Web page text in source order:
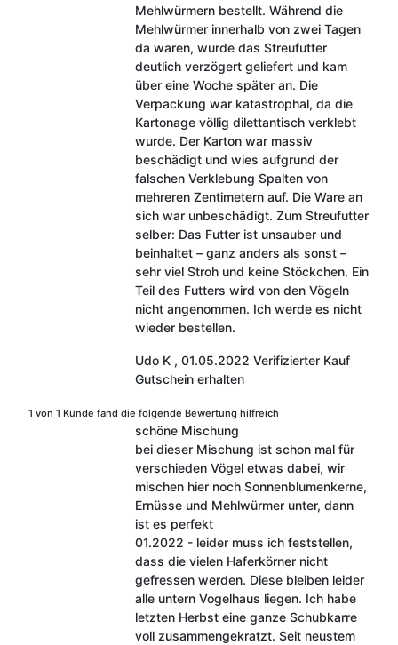
Mehlwürmern bestellt. Während die
Mehlwürmer innerhalb von zwei Tagen
da waren, wurde das Streufutter
deutlich verzögert geliefert und kam
über eine Woche später an. Die
Verpackung war katastrophal, da die
Kartonage völlig dilettantisch verklebt
wurde. Der Karton war massiv
beschädigt und wies aufgrund der
falschen Verklebung Spalten von
mehreren Zentimetern auf. Die Ware an
sich war unbeschädigt. Zum Streufutter
selber: Das Futter ist unsauber und
beinhaltet – ganz anders als sonst –
sehr viel Stroh und keine Stöckchen. Ein
Teil des Futters wird von den Vögeln
nicht angenommen. Ich werde es nicht
wieder bestellen.
Udo K , 01.05.2022 Verifizierter Kauf
Gutschein erhalten
1 von 1 Kunde fand die folgende Bewertung hilfreich
schöne Mischung
bei dieser Mischung ist schon mal für
verschieden Vögel etwas dabei, wir
mischen hier noch Sonnenblumenkerne,
Ernüsse und Mehlwürmer unter, dann
ist es perfekt
01.2022 - leider muss ich feststellen,
dass die vielen Haferkörner nicht
gefressen werden. Diese bleiben leider
alle untern Vogelhaus liegen. Ich habe
letzten Herbst eine ganze Schubkarre
voll zusammengekratzt. Seit neustem